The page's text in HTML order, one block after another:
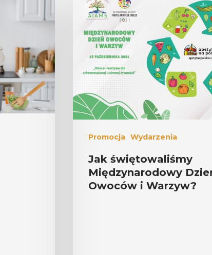
Promocja Wydarzenia
Jak świętowaliśmy
Międzynarodowy
Owoców i Warzyw?